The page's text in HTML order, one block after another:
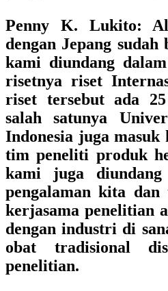
Penny K. Lukito:
dengan Jepang
kami diundang
risetnya riset
riset tersebut ada
salah satunya
Indonesia juga masuk
tim peneliti produk
kami juga diundang
pengalaman kita dan
kerjasama penelitian
dengan industri di
obat tradisional
penelitian.